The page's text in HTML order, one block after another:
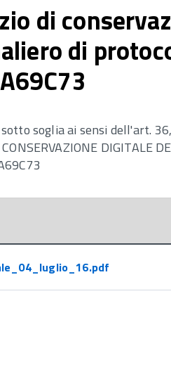
di
di
soglia ai sensi dell'art.
DIGITALE